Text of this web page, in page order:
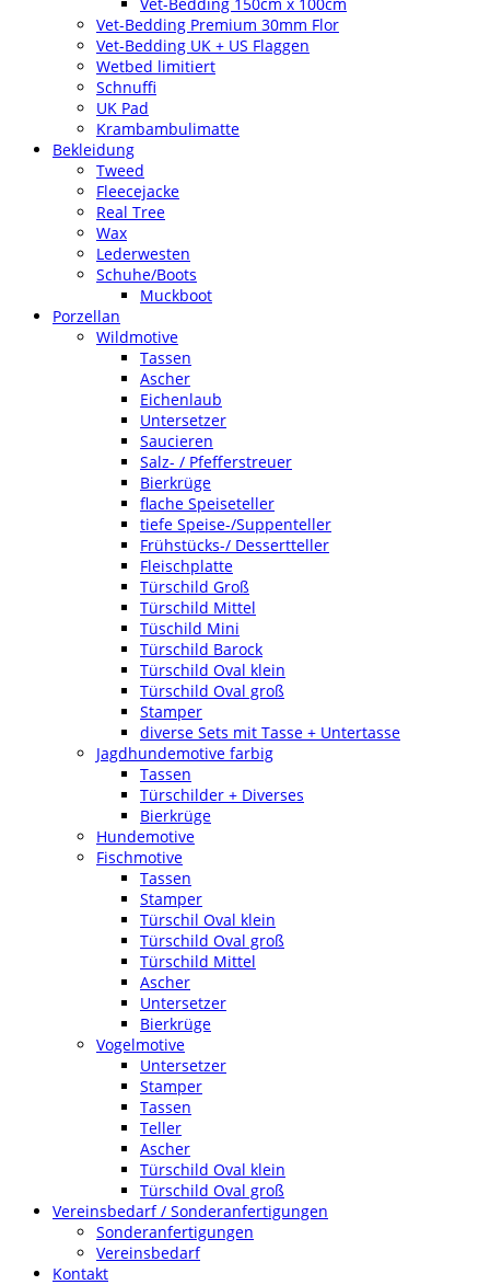
Vet-Bedding Premium 30mm Flor
Vet-Bedding UK + US Flaggen
Wetbed limitiert
Schnuffi
UK Pad
Krambambulimatte
Bekleidung
Tweed
Fleecejacke
Real Tree
Wax
Lederwesten
Schuhe/Boots
Muckboot
Porzellan
Wildmotive
Tassen
Ascher
Eichenlaub
Untersetzer
Saucieren
Salz- / Pfefferstreuer
Bierkrüge
flache Speiseteller
tiefe Speise-/Suppenteller
Frühstücks-/ Dessertteller
Fleischplatte
Türschild Groß
Türschild Mittel
Tüschild Mini
Türschild Barock
Türschild Oval klein
Türschild Oval groß
Stamper
diverse Sets mit Tasse + Untertasse
Jagdhundemotive farbig
Tassen
Türschilder + Diverses
Bierkrüge
Hundemotive
Fischmotive
Tassen
Stamper
Türschil Oval klein
Türschild Oval groß
Türschild Mittel
Ascher
Untersetzer
Bierkrüge
Vogelmotive
Untersetzer
Stamper
Tassen
Teller
Ascher
Türschild Oval klein
Türschild Oval groß
Vereinsbedarf / Sonderanfertigungen
Sonderanfertigungen
Vereinsbedarf
Kontakt